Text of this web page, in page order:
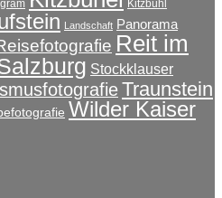
Kitzbühl
Landschaft Panorama
Reit im
Stockklauser
Traunstein
Wilder Kaiser